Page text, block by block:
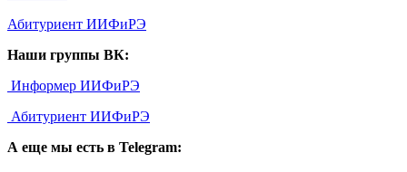
Абитуриент ИИФиРЭ
Наши группы ВК:
Информер ИИФиРЭ
Абитуриент ИИФиРЭ
А еще мы есть в Telegram: